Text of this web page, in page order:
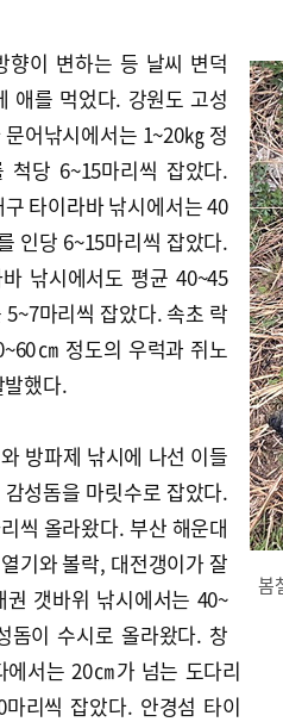
봄
향이 변하는 등 날씨 변덕
애를 먹었다. 강원도 고성
어낚시에서는 1~20㎏ 정
척당 6~15마리씩 잡았다.
타이라바 낚시에서는 40
인당 6~15마리씩 잡았다.
낚시에서도 평균 40~45
마리씩 잡았다. 속초 락
㎝ 정도의 우럭과 쥐노
했다.
방파제 낚시에 나선 이들
성돔을 마릿수로 잡았다.
씩 올라왔다. 부산 해운대
기와 볼락, 대전갱이가 잘
권 갯바위 낚시에서는 40~
돔이 수시로 올라왔다. 창
에서는 20㎝가 넘는 도다리
리씩 잡았다. 안경섬 타이